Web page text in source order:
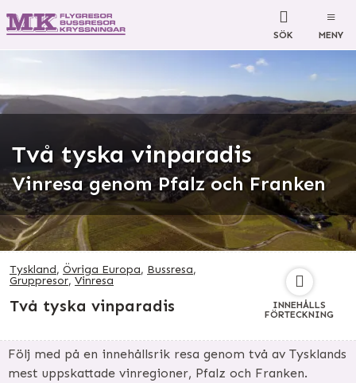
SÖK MENY
Två tyska vinparadis
Vinresa genom Pfalz och Franken
Tyskland, Övriga Europa, Bussresa,
Gruppresor, Vinresa
Två tyska vinparadis
INNEHÅLLS
FÖRTECKNING
Följ med på en innehållsrik resa genom två av Tysklands
mest uppskattade vinregioner, Pfalz och Franken.